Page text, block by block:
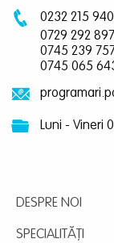
0232 215 940
0729 292 897
0745 239
0745 065
Luni - Vineri
DESPRE NOI
SPECIALITĂȚI